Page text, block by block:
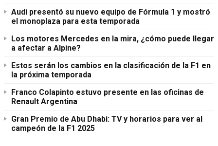
Audi presentó su nuevo equipo de Fórmula 1 y mostró
el monoplaza para esta temporada
Los motores Mercedes en la mira, ¿cómo puede llegar
a afectar a Alpine?
Estos serán los cambios en la clasificación de la F1 en
la próxima temporada
Franco Colapinto estuvo presente en las oficinas de
Renault Argentina
Gran Premio de Abu Dhabi: TV y horarios para ver al
campeón de la F1 2025